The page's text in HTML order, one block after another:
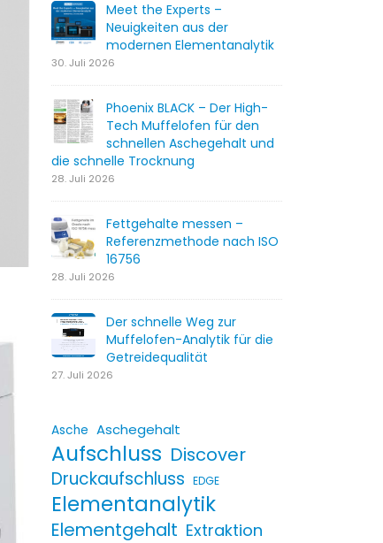
Meet the Experts –
Neuigkeiten aus der
modernen Elementanalytik
30. Juli 2026
Phoenix BLACK – Der High-
Tech Muffelofen für den
schnellen Aschegehalt und
die schnelle Trocknung
28. Juli 2026
Fettgehalte messen –
Referenzmethode nach ISO
16756
28. Juli 2026
Der schnelle Weg zur
Muffelofen-Analytik für die
Getreidequalität
27. Juli 2026
Asche Aschegehalt
Aufschluss Discover
Druckaufschluss EDGE
Elementanalytik
Elementgehalt Extraktion